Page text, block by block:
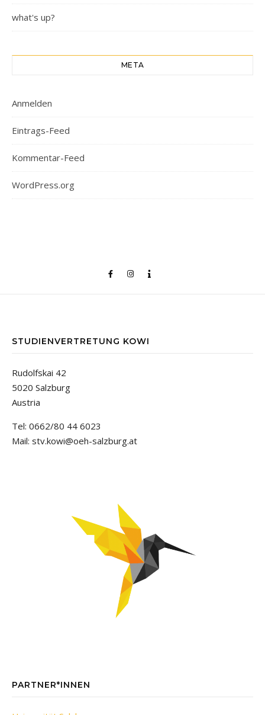
what's up?
META
Anmelden
Eintrags-Feed
Kommentar-Feed
WordPress.org
STUDIENVERTRETUNG KOWI
Rudolfskai 42
5020 Salzburg
Austria
Tel: 0662/80 44 6023
Mail: stv.kowi@oeh-salzburg.at
PARTNER*INNEN